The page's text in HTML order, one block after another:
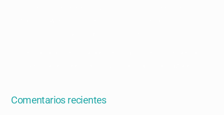
Comentarios recientes